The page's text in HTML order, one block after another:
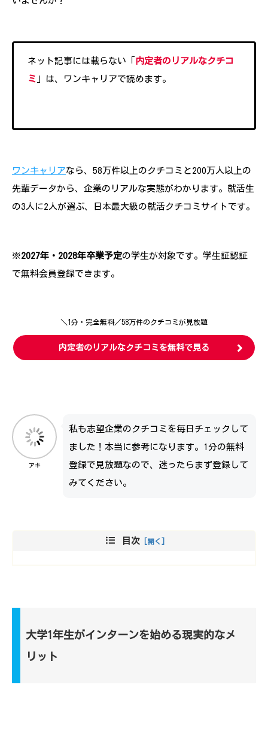
ネット記事には載らない「
内定者のリアルなクチコ
ミ 」は、ワンキャリアで読めます。
ワンキャリアなら、58万件以上のクチコミと200万人以上の
先輩データから、企業のリアルな実態がわかります。就活生
の3人に2人が選ぶ、日本最大級の就活クチコミサイトです。
※2027年・2028年卒業予定の学生が対象です。学生証認証
で無料会員登録できます。
＼1分・完全無料／58万件のクチコミが見放題
内定者のリアルなクチコミを無料で見る
アキ
私も志望企業のクチコミを毎日チェックして
ました！本当に参考になります。1分の無料
登録で見放題なので、迷ったらまず登録して
みてください。
目次
大学1年生がインターンを始める現実的なメ
リット